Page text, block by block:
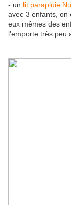
- un lit parapluie
avec 3 enfants, on
eux mêmes des
l'emporte très peu